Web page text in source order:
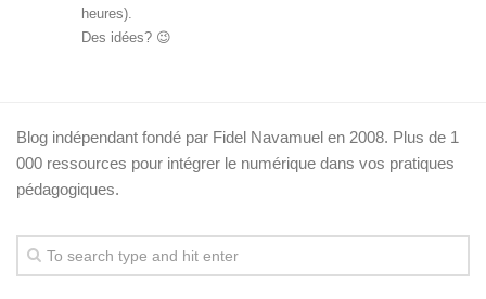
heures).
Des idées? 😉
Blog indépendant fondé par Fidel Navamuel en 2008. Plus de 1
000 ressources pour intégrer le numérique dans vos pratiques
pédagogiques.